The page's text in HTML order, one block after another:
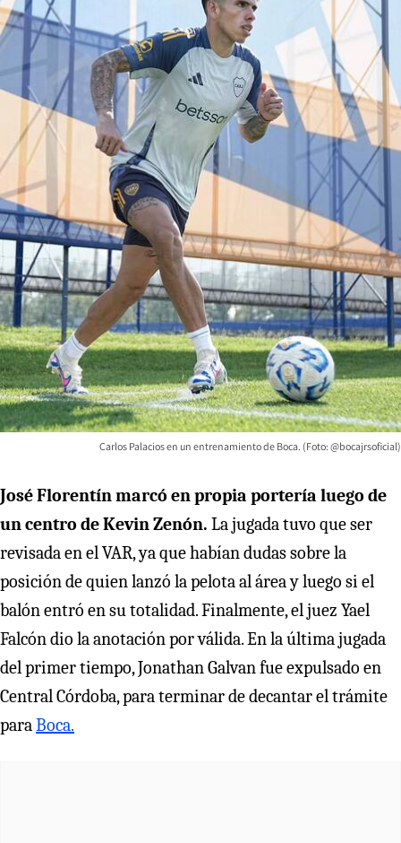
Carlos Palacios en un entrenamiento de Boca. (Foto: @bocajrsoficial)
José Florentín marcó en propia portería luego de
un centro de Kevin Zenón. La jugada tuvo que ser
revisada en el VAR, ya que habían dudas sobre la
posición de quien lanzó la pelota al área y luego si el
balón entró en su totalidad. Finalmente, el juez Yael
Falcón dio la anotación por válida. En la última jugada
del primer tiempo, Jonathan Galvan fue expulsado en
Central Córdoba, para terminar de decantar el trámite
paraBoca.